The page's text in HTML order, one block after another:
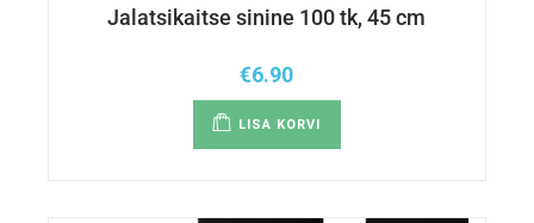
Jalatsikaitse sinine 100 tk, 45 cm
€6.90
LISA KORVI